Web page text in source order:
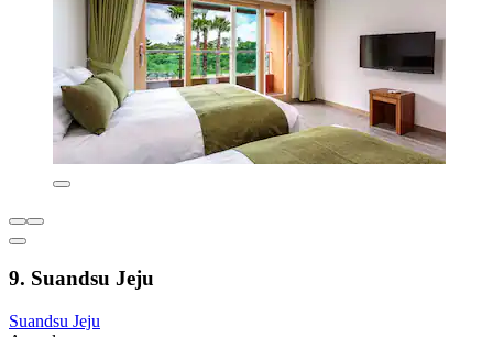
9. Suandsu Jeju
Suandsu Jeju